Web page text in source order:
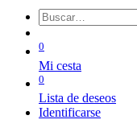
0
Mi cesta
0
Lista de deseos
Identificarse